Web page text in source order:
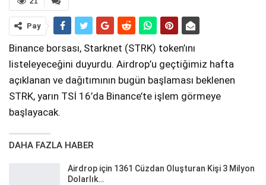
Pay
Binance borsası, Starknet (STRK) token’ını
listeleyeceğini duyurdu. Airdrop’u geçtiğimiz hafta
açıklanan ve dağıtımının bugün başlaması beklenen
STRK, yarın TSİ 16’da Binance’te işlem görmeye
başlayacak.
DAHA FAZLA HABER
Airdrop için 1361 Cüzdan Oluşturan Kişi 3 Milyon
Dolarlık…